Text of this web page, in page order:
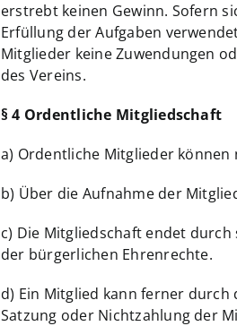
erstrebt keinen Gewinn. Sofern
Erfüllung der Aufgaben
Mitglieder keine Zuwendungen
des Vereins.
§ 4 Ordentliche Mitgliedschaft
a) Ordentliche Mitglieder
b) Über die Aufnahme der
c) Die Mitgliedschaft endet
der bürgerlichen Ehrenrechte.
d) Ein Mitglied kann ferner
Satzung oder Nichtzahlung der